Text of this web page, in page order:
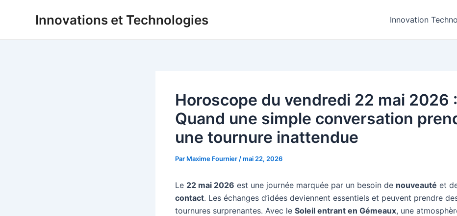
Innovations et Technologies Innovation
Horoscope du vendredi 22 mai 2026 :
Quand une simple conversation
une tournure inattendue
Par Maxime Fournier /mai 22, 2026
Le 22 mai 2026 est une journée marquée par un besoin de nouveauté et
contact. Les échanges d’idées deviennent essentiels et peuvent prendre
tournures surprenantes. Avec le Soleil entrant en Gémeaux, une